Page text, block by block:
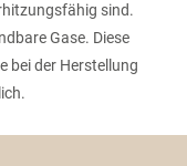
sind.
Gase. Diese
bei der Herstellung